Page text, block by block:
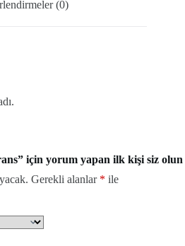
(0)
için yorum yapan ilk kişi siz olun
Gerekli alanlar * ile